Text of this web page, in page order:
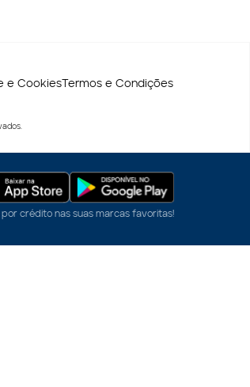
e Cookies Termos e Condições
crédito nas suas marcas favoritas!